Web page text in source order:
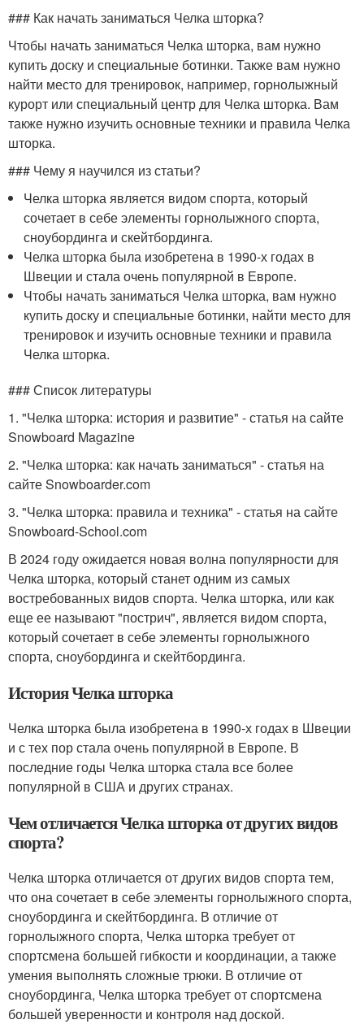
### Как начать заниматься Челка шторка?
Чтобы начать заниматься Челка шторка, вам нужно
купить доску и специальные ботинки. Также вам нужно
найти место для тренировок, например, горнолыжный
курорт или специальный центр для Челка шторка. Вам
также нужно изучить основные техники и правила Челка
шторка.
### Чему я научился из статьи?
Челка шторка является видом спорта, который
сочетает в себе элементы горнолыжного спорта,
сноубординга и скейтбординга.
Челка шторка была изобретена в 1990-х годах в
Швеции и стала очень популярной в Европе.
Чтобы начать заниматься Челка шторка, вам нужно
купить доску и специальные ботинки, найти место для
тренировок и изучить основные техники и правила
Челка шторка.
### Список литературы
1. "Челка шторка: история и развитие" - статья на сайте
Snowboard Magazine
2. "Челка шторка: как начать заниматься" - статья на
сайте Snowboarder.com
3. "Челка шторка: правила и техника" - статья на сайте
Snowboard-School.com
В 2024 году ожидается новая волна популярности для
Челка шторка, который станет одним из самых
востребованных видов спорта. Челка шторка, или как
еще ее называют "пострич", является видом спорта,
который сочетает в себе элементы горнолыжного
спорта, сноубординга и скейтбординга.
История Челка шторка
Челка шторка была изобретена в 1990-х годах в Швеции
и с тех пор стала очень популярной в Европе. В
последние годы Челка шторка стала все более
популярной в США и других странах.
Чем отличается Челка шторка от других видов
спорта?
Челка шторка отличается от других видов спорта тем,
что она сочетает в себе элементы горнолыжного спорта,
сноубординга и скейтбординга. В отличие от
горнолыжного спорта, Челка шторка требует от
спортсмена большей гибкости и координации, а также
умения выполнять сложные трюки. В отличие от
сноубординга, Челка шторка требует от спортсмена
большей уверенности и контроля над доской.